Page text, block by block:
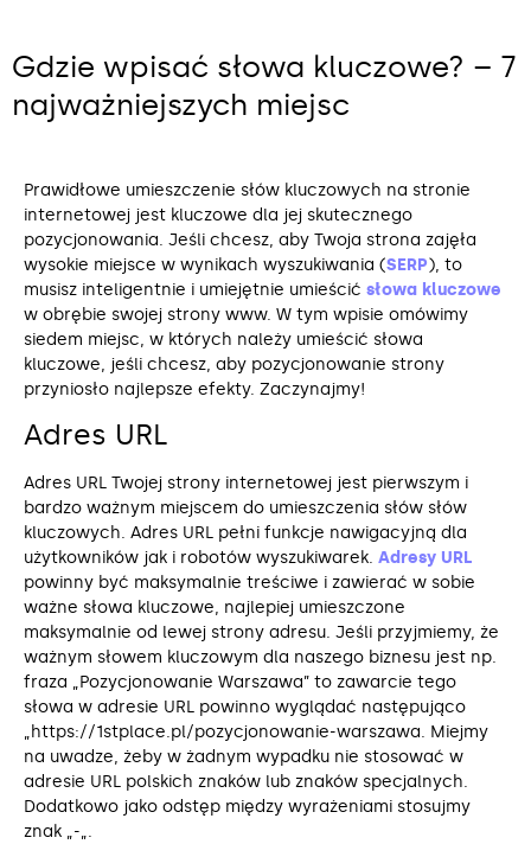
Gdzie wpisać słowa kluczowe? – 7
najważniejszych miejsc
Prawidłowe umieszczenie słów kluczowych na stronie
internetowej jest kluczowe dla jej skutecznego
pozycjonowania. Jeśli chcesz, aby Twoja strona zajęła
wysokie miejsce w wynikach wyszukiwania (SERP), to
musisz inteligentnie i umiejętnie umieścić słowa kluczowe
w obrębie swojej strony www. W tym wpisie omówimy
siedem miejsc, w których należy umieścić słowa
kluczowe, jeśli chcesz, aby pozycjonowanie strony
przyniosło najlepsze efekty. Zaczynajmy!
Adres URL
Adres URL Twojej strony internetowej jest pierwszym i
bardzo ważnym miejscem do umieszczenia słów słów
kluczowych. Adres URL pełni funkcje nawigacyjną dla
użytkowników jak i robotów wyszukiwarek. Adresy URL
powinny być maksymalnie treściwe i zawierać w sobie
ważne słowa kluczowe, najlepiej umieszczone
maksymalnie od lewej strony adresu. Jeśli przyjmiemy, że
ważnym słowem kluczowym dla naszego biznesu jest np.
fraza „Pozycjonowanie Warszawa” to zawarcie tego
słowa w adresie URL powinno wyglądać następująco
„https://1stplace.pl/pozycjonowanie-warszawa. Miejmy
na uwadze, żeby w żadnym wypadku nie stosować w
adresie URL polskich znaków lub znaków specjalnych.
Dodatkowo jako odstęp między wyrażeniami stosujmy
znak „-„.